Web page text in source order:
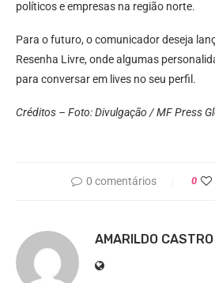
políticos e empresas na região norte.
Para o futuro, o comunicador deseja
Resenha Livre, onde algumas
para conversar em lives no seu perfil.
Créditos – Foto: Divulgação / MF Press
0 comentários 0
AMARILDO CASTRO